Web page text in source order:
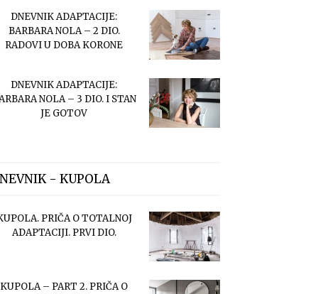
DNEVNIK ADAPTACIJE:
BARBARA NOLA – 2 DIO.
RADOVI U DOBA KORONE
DNEVNIK ADAPTACIJE:
NOLA – 3 DIO. I STAN
JE GOTOV
- KUPOLA
PRIČA O TOTALNOJ
ADAPTACIJI. PRVI DIO.
KUPOLA – PART 2. PRIČA O